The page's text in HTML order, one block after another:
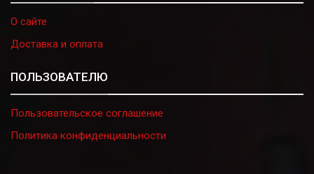
О сайте
Доставка и оплата
ПОЛЬЗОВАТЕЛЮ
Пользовательское соглашение
Политика конфиденциальности